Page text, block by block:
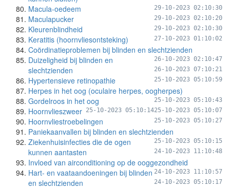
Macula-oedeem 29-10-2023 02:10:30
Maculapucker 29-10-2023 02:10:20
Kleurenblindheid 29-10-2023 02:10:30
Keratitis (hoornvliesontsteking) 27-10-2023 01:10:02
Coördinatieproblemen bij blinden en slechtzienden
26-10-2023 02:10:47
Duizeligheid bij blinden en
slechtzienden
26-10-2023 07:10:21
Hypertensieve retinopathie 25-10-2023 05:10:59
Herpes in het oog (oculaire herpes, oogherpes)
25-10-2023 05:10:43
Gordelroos in het oog
25-10-2023 05:10:07
Hoornvlieszweer 25-10-2023 05:10:14
Hoornvliestroebelingen 25-10-2023 05:10:27
Paniekaanvallen bij blinden en slechtzienden
25-10-2023 05:10:15
Ziekenhuisinfecties die de ogen
kunnen aantasten
24-10-2023 11:10:48
Invloed van airconditioning op de ooggezondheid
24-10-2023 11:10:57
Hart- en vaataandoeningen bij blinden
en slechtzienden
24-10-2023 05:10:17